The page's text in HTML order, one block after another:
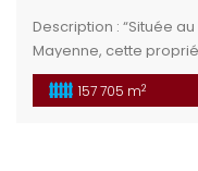
Description : “Située
Mayenne, cette
pour un projet
diverses installations
157 705 m2